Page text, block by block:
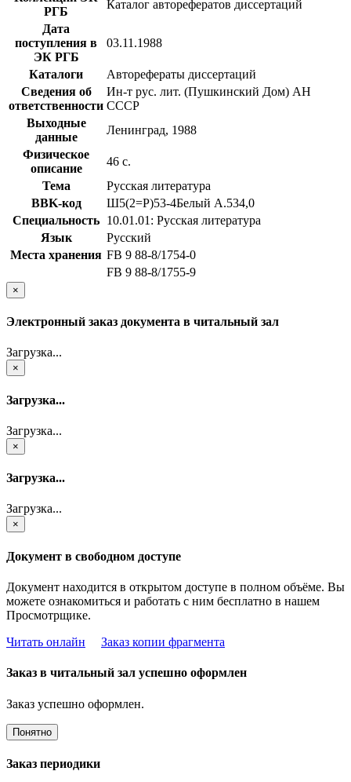
РГБ
Каталог авторефератов диссертаций
Дата
поступления в
ЭК РГБ
03.11.1988
Каталоги
Авторефераты диссертаций
Сведения об
ответственности
Ин-т рус. лит. (Пушкинский Дом) АН
СССР
Выходные
данные
Ленинград, 1988
Физическое
описание
46 с.
Тема
Русская литература
BBK-код
Ш5(2=Р)53-4Белый А.534,0
Специальность 10.01.01: Русская литература
Язык
Русский
Места хранения FB 9 88-8/1754-0
FB 9 88-8/1755-9
×
Электронный заказ документа в читальный зал
Загрузка...
×
Загрузка...
Загрузка...
×
Загрузка...
Загрузка...
×
Документ в свободном доступе
Документ находится в открытом доступе в полном объёме. Вы
можете ознакомиться и работать с ним бесплатно в нашем
Просмотрщике.
Читать онлайн
Заказ копии фрагмента
Заказ в читальный зал успешно оформлен
Заказ успешно оформлен.
Понятно
Заказ периодики